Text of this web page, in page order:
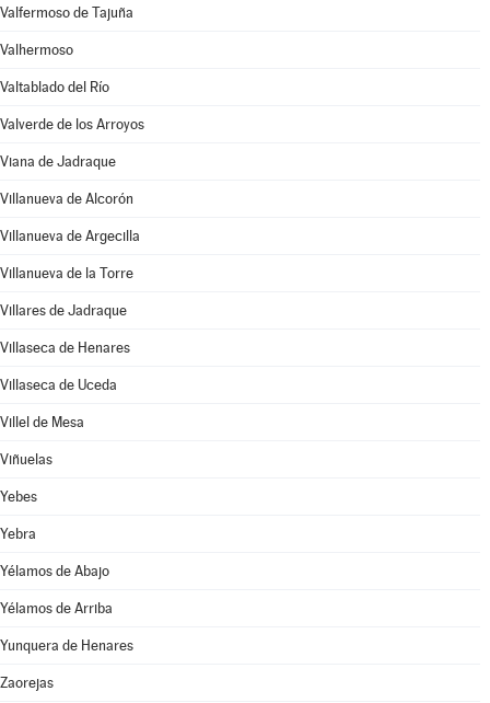
Valfermoso de Tajuña
Valhermoso
Valtablado del Río
Valverde de los Arroyos
Viana de Jadraque
Villanueva de Alcorón
Villanueva de Argecilla
Villanueva de la Torre
Villares de Jadraque
Villaseca de Henares
Villaseca de Uceda
Villel de Mesa
Viñuelas
Yebes
Yebra
Yélamos de Abajo
Yélamos de Arriba
Yunquera de Henares
Zaorejas